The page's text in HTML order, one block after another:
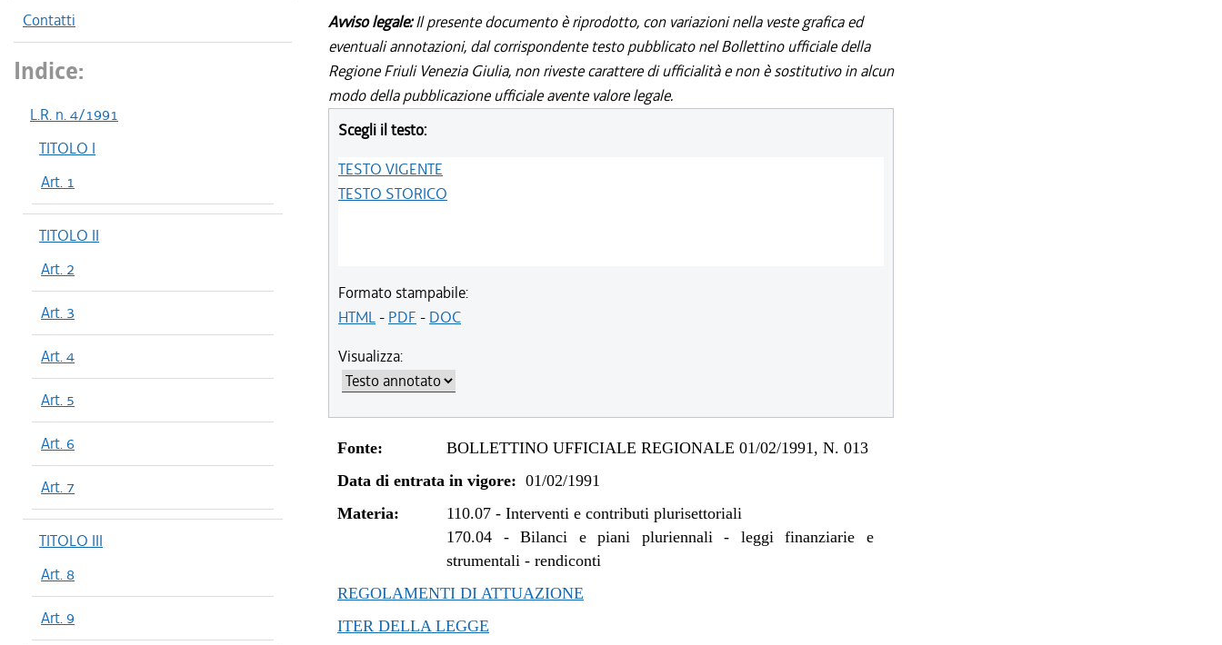
Contatti
Indice:
L.R. n. 4/1991
TITOLO I
Art. 1
TITOLO II
Art. 2
Art. 3
Art. 4
Art. 5
Art. 6
Art. 7
TITOLO III
Art. 8
Art. 9
Avviso legale:Il presente documento è riprodotto, con variazioni nella veste grafica ed
eventuali annotazioni, dal corrispondente testo pubblicato nel Bollettino ufficiale della
Regione Friuli Venezia Giulia, non riveste carattere di ufficialità e non è sostitutivo in alcun
modo della pubblicazione ufficiale avente valore legale.
Scegli il testo:
TESTO VIGENTE
TESTO STORICO
Formato stampabile:
HTML- PDF - DOC
Visualizza:
Fonte:
BOLLETTINO UFFICIALE REGIONALE 01/02/1991, N. 013
Data di entrata in vigore: 01/02/1991
Materia:
110.07 -Interventi e contributi plurisettoriali
170.04 -Bilanci e piani pluriennali - leggi finanziarie e
strumentali - rendiconti
REGOLAMENTI DI ATTUAZIONE
ITER DELLA LEGGE